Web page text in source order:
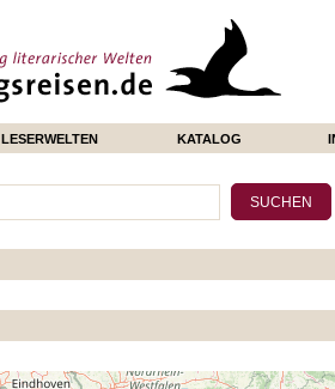
LESERWELTEN KATALOG